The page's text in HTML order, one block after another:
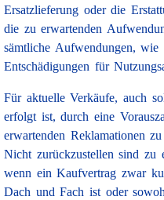
Ersatzlieferung oder die
die zu erwartenden
sämtliche Aufwendungen, wie
Entschädigungen für
Für aktuelle Verkäufe, auch
erfolgt ist, durch eine
erwartenden Reklamationen
Nicht zurückzustellen sind zu
wenn ein Kaufvertrag zwar
Dach und Fach ist oder